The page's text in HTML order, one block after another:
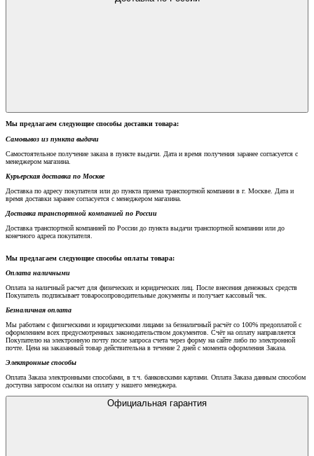
Мы предлагаем следующие способы доставки товара:
Самовывоз из пункта выдачи
Самостоятельное получение заказа в пункте выдачи. Дата и время получения заранее согласуется с
менеджером магазина.
Курьерская доставка по Москве
Доставка по адресу покупателя или до пункта приема транспортной компании в г. Москве. Дата и
время доставки заранее согласуется с менеджером магазина.
Доставка транспортной компанией по России
Доставка транспортной компанией по России до пункта выдачи транспортной компании или до
конечного адреса покупателя.
Мы предлагаем следующие способы оплаты товара:
Оплата наличными
Оплата за наличный расчет для физических и юридических лиц. После внесения денежных средств
Покупатель подписывает товаросопроводительные документы и получает кассовый чек.
Безналичная оплата
Мы работаем с физическими и юридическими лицами за безналичный расчёт со 100% предоплатой с
оформлением всех предусмотренных законодательством документов. Счёт на оплату направляется
Покупателю на электронную почту после запроса счета через форму на сайте либо по электронной
почте. Цена на заказанный товар действительна в течение 2 дней с момента оформления Заказа.
Электронные способы
Оплата Заказа электронными способами, в т.ч. банковскими картами. Оплата Заказа данным способом
доступна запросом ссылки на оплату у нашего менеджера.
Официальная гарантия